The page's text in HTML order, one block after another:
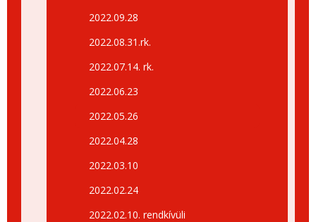
2022.09.28
2022.08.31.rk.
2022.07.14. rk.
2022.06.23
2022.05.26
2022.04.28
2022.03.10
2022.02.24
2022.02.10. rendkívüli